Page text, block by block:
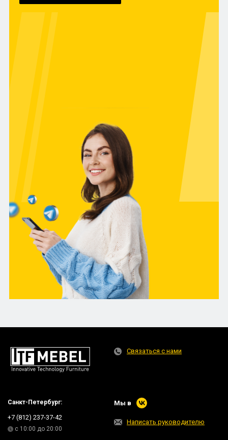
Санкт-Петербург:
+7 (812) 237-37-42
с 10:00 до 20:00
Связаться с нами
Мы в
Написать руководителю